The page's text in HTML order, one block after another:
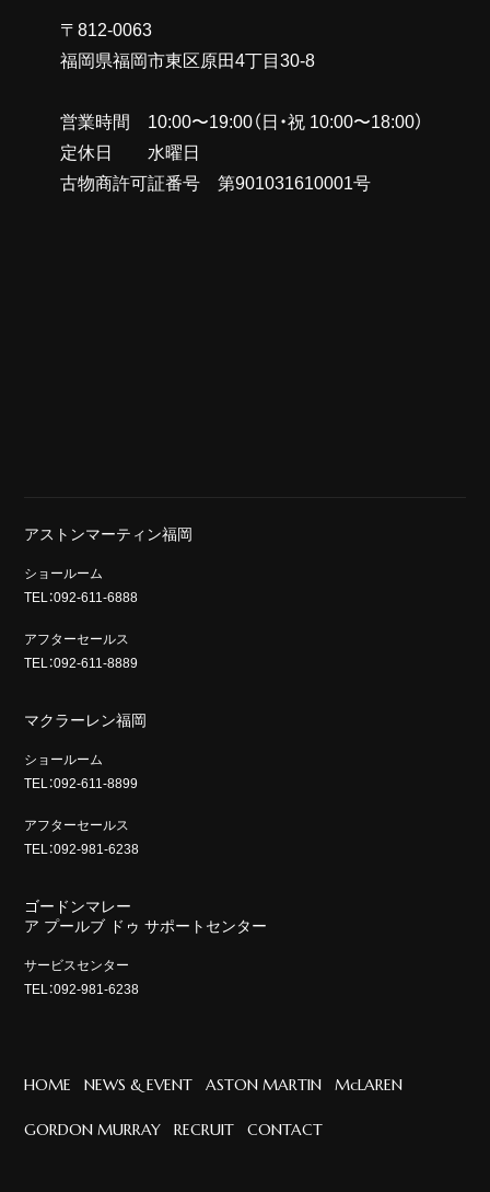
〒812-0063
福岡県福岡市東区原田4丁目30-8
営業時間 10:00〜19:00（日・祝 10:00〜18:00）
定休日 水曜日
古物商許可証番号 第901031610001号
アストンマーティン福岡
ショールーム
TEL：092-611-6888
アフターセールス
TEL：092-611-8889
マクラーレン福岡
ショールーム
TEL：092-611-8899
アフターセールス
TEL：092-981-6238
ゴードンマレー
ア プールブ ドゥ サポートセンター
サービスセンター
TEL：092-981-6238
HOME NEWS & EVENT ASTON MARTIN McLAREN
GORDON MURRAY RECRUIT CONTACT